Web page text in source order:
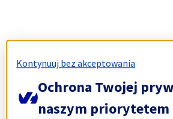
Kontynuuj bez akceptowania
Ochrona Twojej
naszym priorytetem